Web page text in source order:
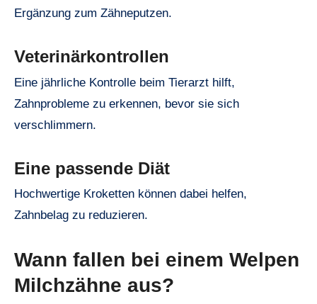
Ergänzung zum Zähneputzen.
Veterinärkontrollen
Eine jährliche Kontrolle beim Tierarzt hilft,
Zahnprobleme zu erkennen, bevor sie sich
verschlimmern.
Eine passende Diät
Hochwertige Kroketten können dabei helfen,
Zahnbelag zu reduzieren.
Wann fallen bei einem Welpen
Milchzähne aus?